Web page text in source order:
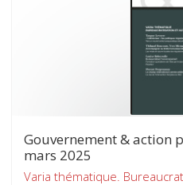
Gouvernement & action
mars 2025
Varia thématique.